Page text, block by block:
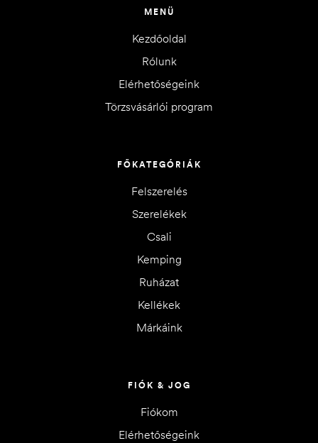
MENÜ
Kezdőoldal
Rólunk
Elérhetőségeink
Törzsvásárlói program
FŐKATEGÓRIÁK
Felszerelés
Szerelékek
Csali
Kemping
Ruházat
Kellékek
Márkáink
FIÓK & JOG
Fiókom
Elérhetőségeink